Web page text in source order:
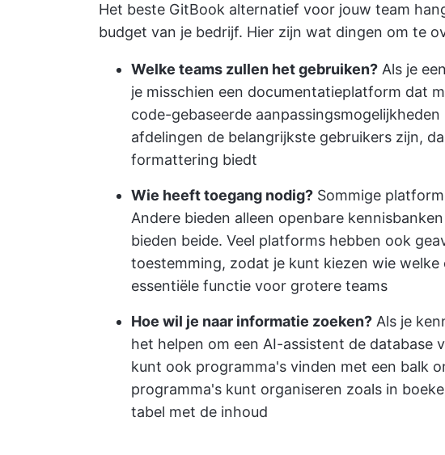
Het beste GitBook alternatief voor jouw team
budget van je bedrijf. Hier zijn wat dingen om te
Welke teams zullen het gebruiken? Als je
je misschien een documentatieplatform dat
code-gebaseerde
afdelingen de belangrijkste gebruikers zijn,
formattering biedt
Wie heeft toegang nodig? Sommige
Andere bieden alleen openbare
bieden beide. Veel platforms hebben ook
toestemming, zodat je kunt kiezen wie
essentiële functie voor grotere teams
Hoe wil je naar informatie zoeken? Als je
het helpen om een AI-assistent de database
kunt ook programma's vinden met een balk
programma's kunt organiseren zoals in
tabel met de inhoud